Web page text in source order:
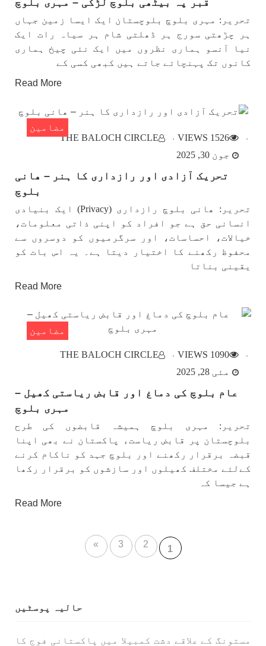
قبر پہ بیٹھی بلوچ لڑکی – مہری بلوچ
تحریر: مہری بلوچ بلوچستان ایک ایسا زمین جہاں
ہر چڑھتی سورج ہر ڈھلتی شام ہر سیاہ رات ایک
نیا آنسو ہماری نظروں میں ایک نئی چیخ ہماری
کانوں تک پہنچائے جاتے ہیں کبھی کسی کے
Read More
مضامین
1526 VIEWS
THE BALOCH CIRCLE
جون 30, 2025
تحریک آزادی اور رازداری کا ہنر – ھانی
بلوچ
تحریر: ھانی بلوچ رازداری (Privacy) ایک بنیادی
انسانی حق ہے جو افراد کو اپنی ذاتی معلومات،
خیالات، احساسات، اور سرگرمیوں کو دوسروں سے
محفوظ رکھنے کا اختیار دیتا ہے۔ یہ اس بات کو
یقینی بناتا
Read More
مضامین
1090 VIEWS
THE BALOCH CIRCLE
مئی 28, 2025
عام بلوچ کی دماغ اور قابض ریاستی کھیل –
مہری بلوچ
تحریر: مہری بلوچ ہمیشہ قابضوں کی طرح
بلوچستان پر قابض ریاستء پاکستان نے بھی اپنا
قبضہ برقرار رکھنے اور بلوچ جہد کو ناکام کرنے
کےلئے مختلف کھیلوں اور سازشوں کو برقرار رکھا
ہے جیسا کہ
Read More
1
2
3
»
حالیہ پوسٹیں
مستونگ کے علاقے دشت کمبیلا میں پاکستانی فوج کا